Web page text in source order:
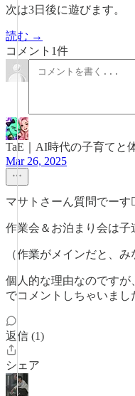
次は3日後に遊びます。
読む →
コメント1件
TaE｜AI時代の子育てと
Mar 26, 2025
マサトさーん質問でーす
作業会＆お泊まり会は
（作業がメインだと、
個人的な理由なのです
でコメントしちゃいまし
返信 (1)
シェア